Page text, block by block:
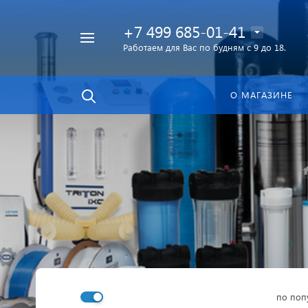
в каталоге
+7 499 685-01-41
Работаем для Вас по будням с 9 до 18.
О МАГАЗИНЕ
по